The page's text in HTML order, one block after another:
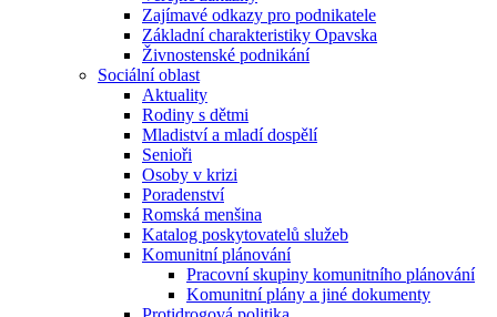
Zajímavé odkazy pro podnikatele
Základní charakteristiky Opavska
Živnostenské podnikání
Sociální oblast
Aktuality
Rodiny s dětmi
Mladiství a mladí dospělí
Senioři
Osoby v krizi
Poradenství
Romská menšina
Katalog poskytovatelů služeb
Komunitní plánování
Pracovní skupiny komunitního plánování
Komunitní plány a jiné dokumenty